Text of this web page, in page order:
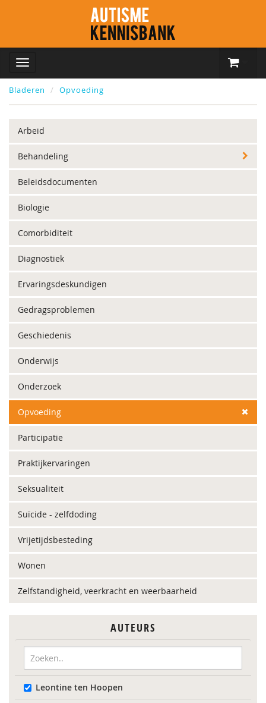
Bladeren Opvoeding
Arbeid
Behandeling
Beleidsdocumenten
Biologie
Comorbiditeit
Diagnostiek
Ervaringsdeskundigen
Gedragsproblemen
Geschiedenis
Onderwijs
Onderzoek
Opvoeding
Participatie
Praktijkervaringen
Seksualiteit
Suïcide - zelfdoding
Vrijetijdsbesteding
Wonen
Zelfstandigheid, veerkracht en weerbaarheid
AUTEURS
Leontine ten Hoopen